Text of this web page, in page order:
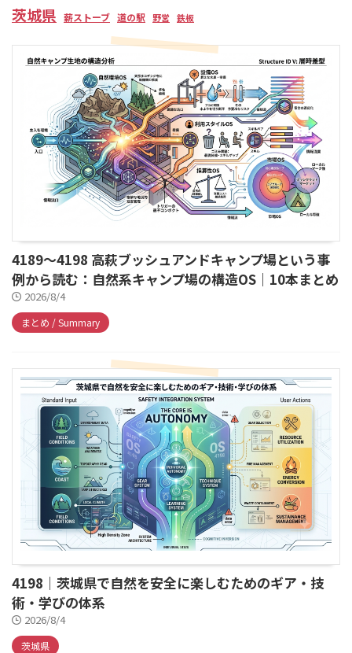
茨城県 薪ストーブ 道の駅 野営 鉄板
4189～4198 高萩ブッシュアンドキャンプ場という事
例から読む：自然系キャンプ場の構造OS｜10本まとめ
2026/8/4
まとめ / Summary
4198｜茨城県で自然を安全に楽しむためのギア・技
術・学びの体系
2026/8/4
茨城県